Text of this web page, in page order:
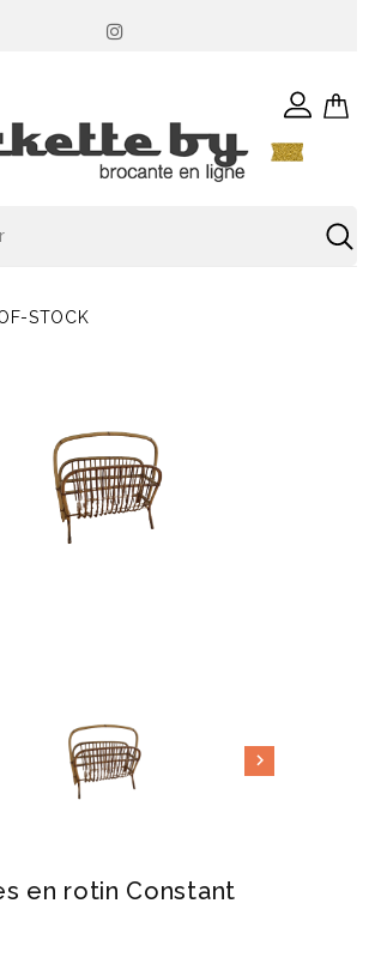
STOCK

en rotin Constant